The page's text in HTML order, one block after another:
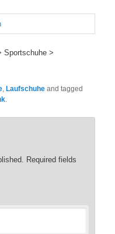
Sportschuhe >
,Laufschuhe and tagged
.
Required fields